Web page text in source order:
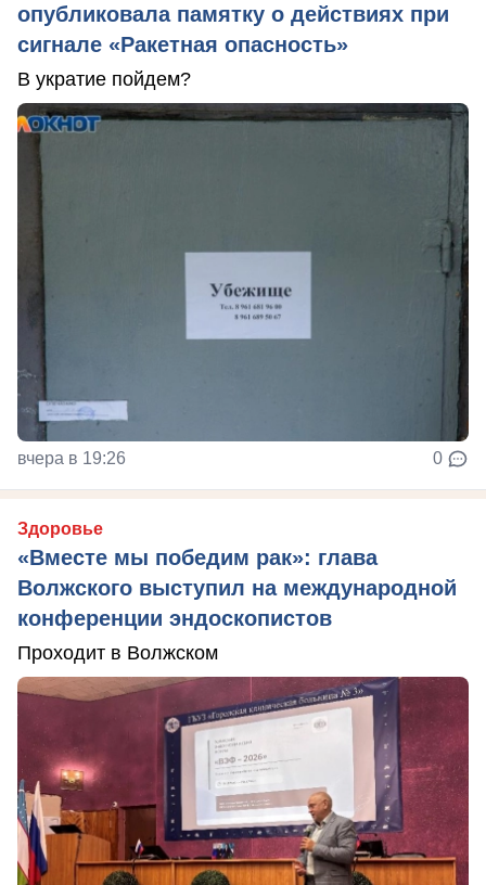
опубликовала памятку о действиях при
сигнале «Ракетная опасность»
В укратие пойдем?
вчера в 19:26 0
Здоровье
«Вместе мы победим рак»: глава
Волжского выступил на международной
конференции эндоскопистов
Проходит в Волжском